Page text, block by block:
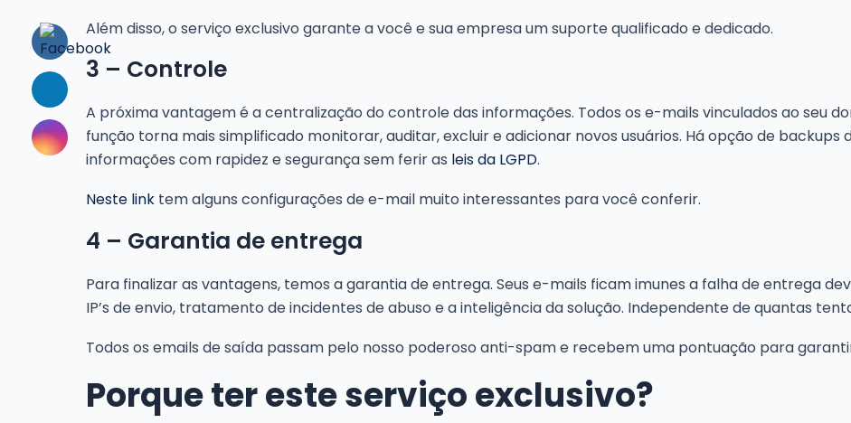
Além disso, o serviço exclusivo garante a você e sua empresa um suporte qualificado e dedicado.
3 – Controle
A próxima vantagem é a centralização do controle das informações. Todos os e-mails vinculados ao seu
função torna mais simplificado monitorar, auditar, excluir e adicionar novos usuários. Há opção de
informações com rapidez e segurança sem ferir as leis da LGPD.
Neste link tem alguns configurações de e-mail muito interessantes para você conferir.
4 – Garantia de entrega
Para finalizar as vantagens, temos a garantia de entrega. Seus e-mails ficam imunes a falha de entrega
IP’s de envio, tratamento de incidentes de abuso e a inteligência da solução. Independente de quantas
Todos os emails de saída passam pelo nosso poderoso anti-spam e recebem uma pontuação para
Porque ter este serviço exclusivo?